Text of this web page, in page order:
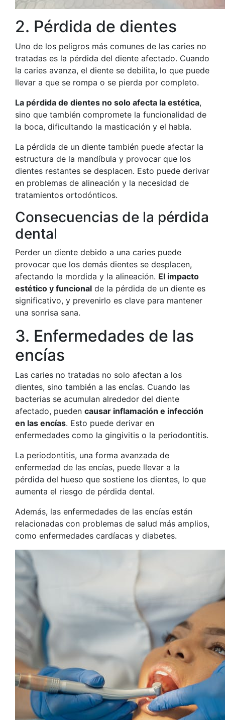
2. Pérdida de dientes
Uno de los peligros más comunes de las caries no
tratadas es la pérdida del diente afectado. Cuando
la caries avanza, el diente se debilita, lo que puede
llevar a que se rompa o se pierda por completo.
La pérdida de dientes no solo afecta la estética,
sino que también compromete la funcionalidad de
la boca, dificultando la masticación y el habla.
La pérdida de un diente también puede afectar la
estructura de la mandíbula y provocar que los
dientes restantes se desplacen. Esto puede derivar
en problemas de alineación y la necesidad de
tratamientos ortodónticos.
Consecuencias de la pérdida
dental
Perder un diente debido a una caries puede
provocar que los demás dientes se desplacen,
afectando la mordida y la alineación. El impacto
estético y funcional de la pérdida de un diente es
significativo, y prevenirlo es clave para mantener
una sonrisa sana.
3. Enfermedades de las
encías
Las caries no tratadas no solo afectan a los
dientes, sino también a las encías. Cuando las
bacterias se acumulan alrededor del diente
afectado, pueden causar inflamación e infección
en las encías. Esto puede derivar en
enfermedades como la gingivitis o la periodontitis.
La periodontitis, una forma avanzada de
enfermedad de las encías, puede llevar a la
pérdida del hueso que sostiene los dientes, lo que
aumenta el riesgo de pérdida dental.
Además, las enfermedades de las encías están
relacionadas con problemas de salud más amplios,
como enfermedades cardíacas y diabetes.